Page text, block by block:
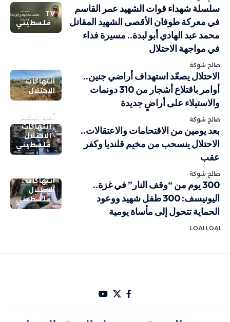
TV
فلسطيني
سلسلة شهداء قوات الشهيد عمر القاسم
في معركة طوفان الأقصى الشهيد المقاتل
محمد عبد الهادي أبو لبدة.. مسيرة فداء
في مواجهة الاحتلال
صالح شوكة
انتهاكات
الاحتلال
الاحتلال يصعّد استهداف أراضي جنين..
أوامر باقتلاع أشجار من 310 دونمات
والاستيلاء على أراضٍ جديدة
صالح شوكة
أهم الاخبار
انتهاكات
الاحتلال
فلسطيني
بعد يومين من الاقتحامات والاعتقالات..
الاحتلال ينسحب من مخيم قلنديا وكفر
عقب
صالح شوكة
انتهاكات
الاحتلال
فلسطيني
300 يوم من “وقف النار” في غزة..
اليونيسف: 300 طفل شهيد ووعود
الحماية تتحول إلى مأساة يومية
LOAI LOAI